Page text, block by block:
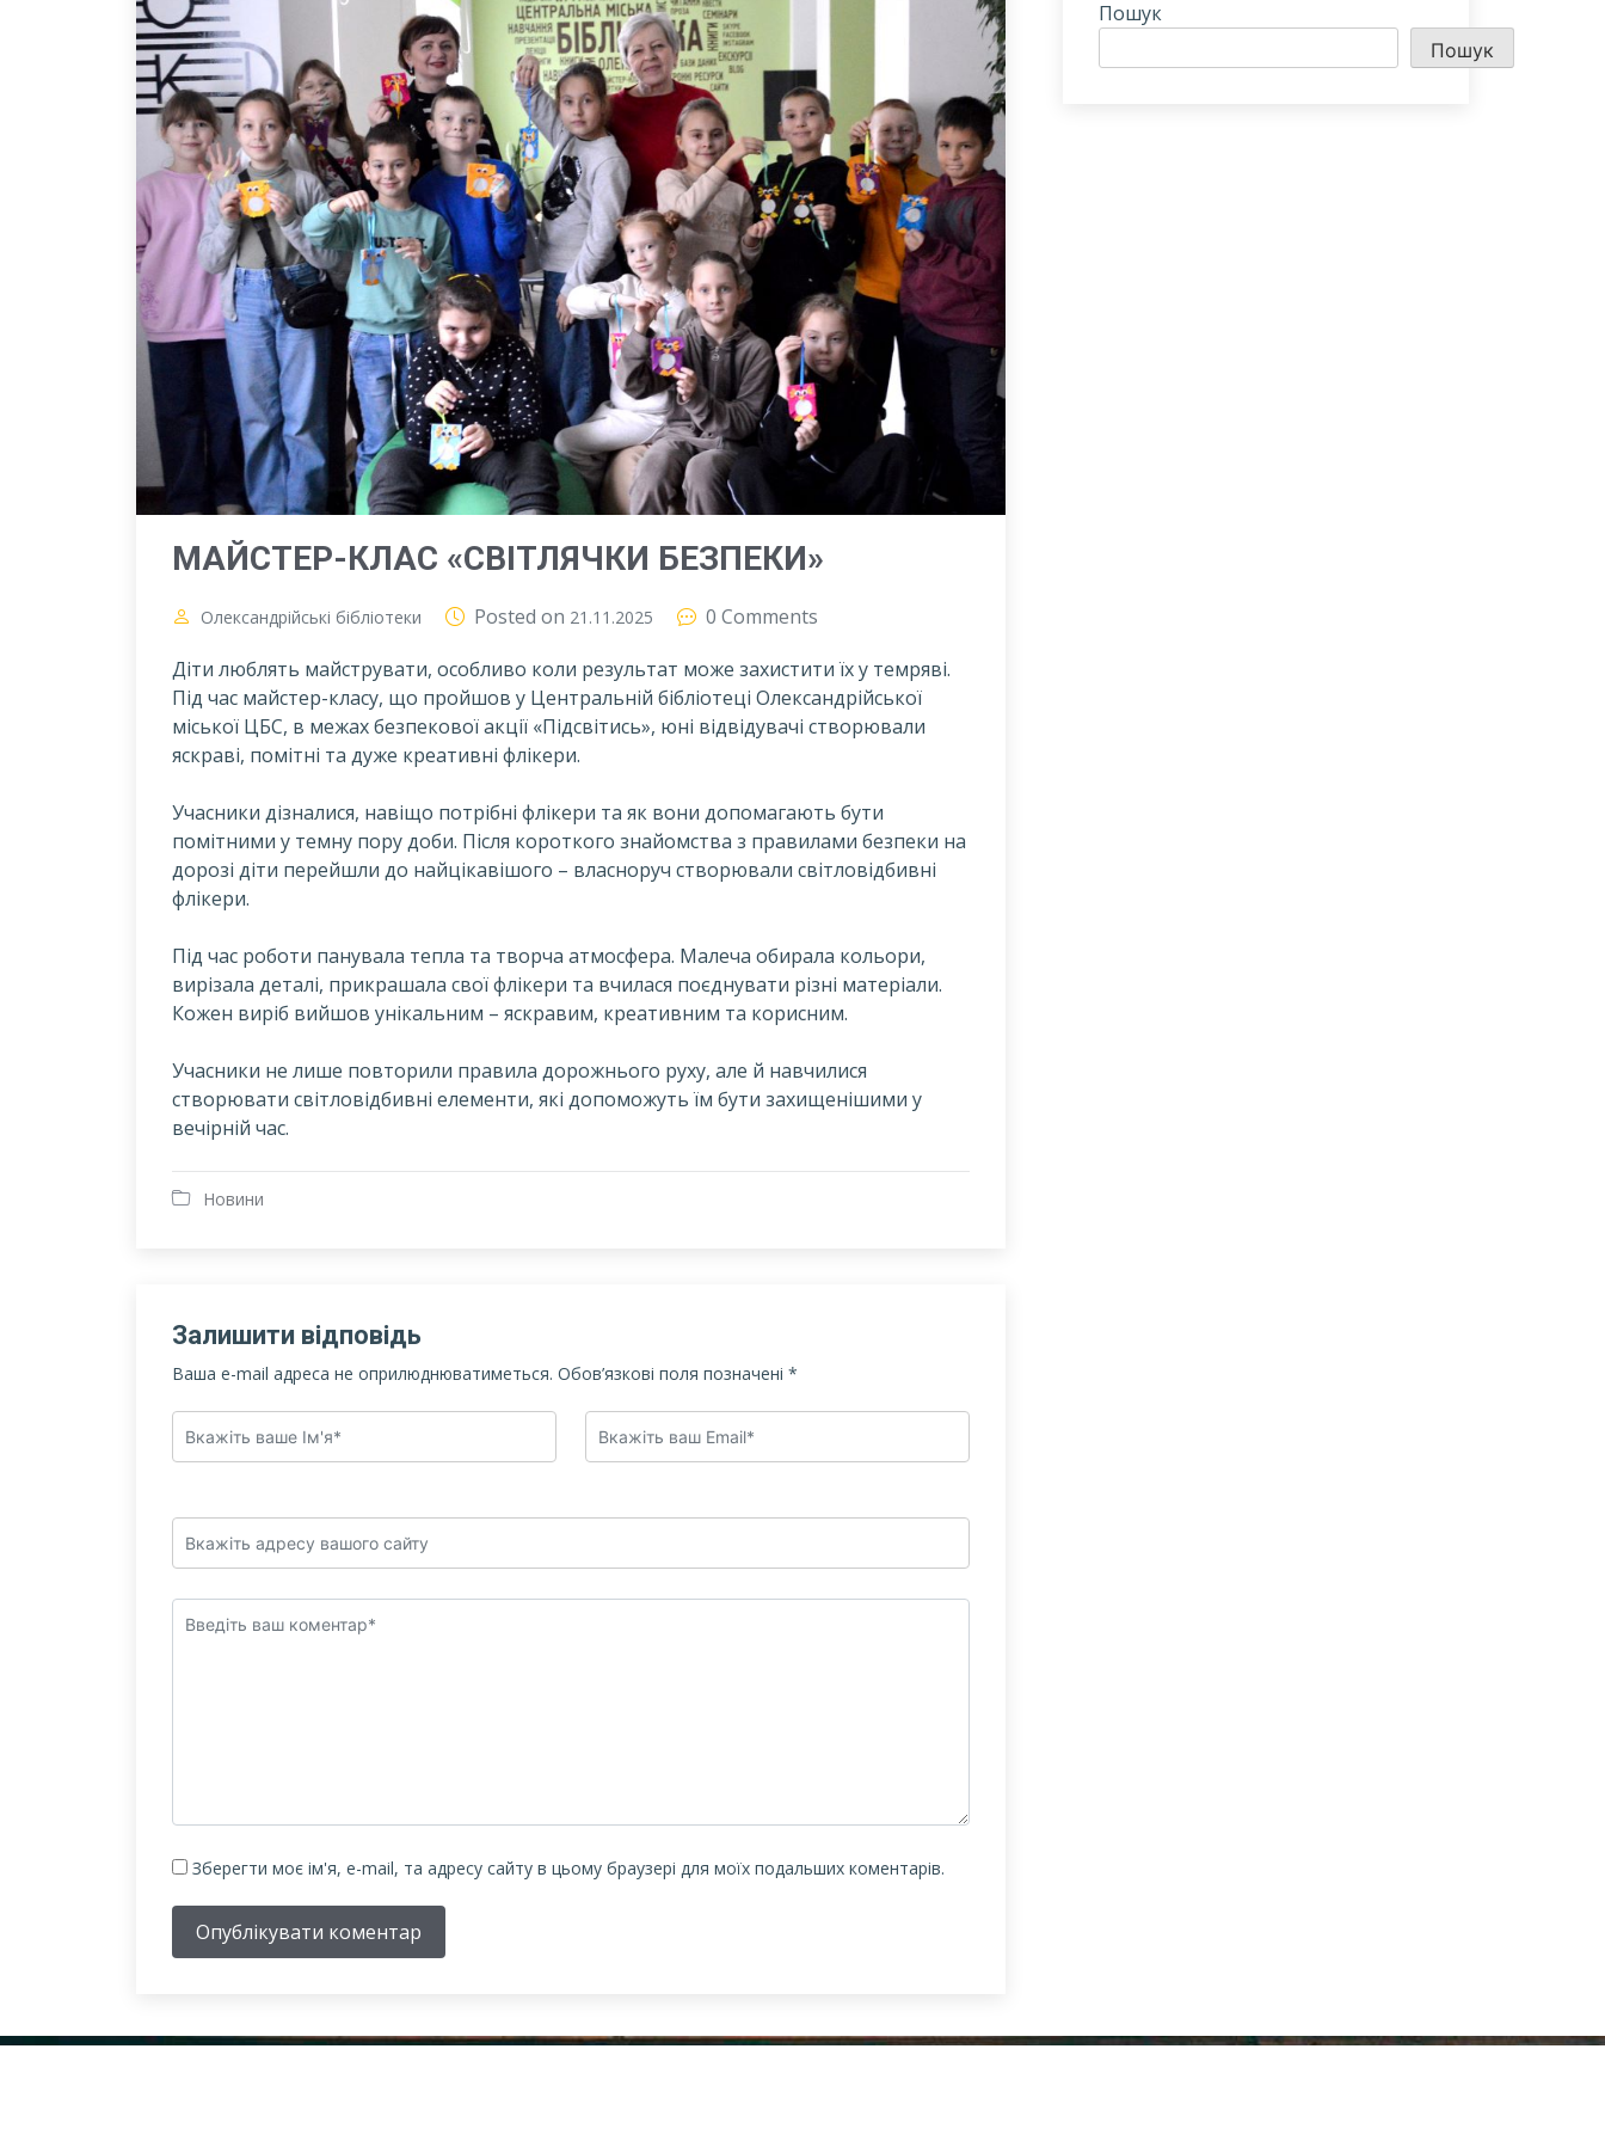
МАЙСТЕР-КЛАС «СВІТЛЯЧКИ БЕЗПЕКИ»
Олександрійські бібліотеки Posted on 21.11.2025
0 Comments
Діти люблять майструвати, особливо коли результат може захистити їх у темряві.
Під час майстер-класу, що пройшов у Центральній бібліотеці Олександрійської
міської ЦБС, в межах безпекової акції «Підсвітись», юні відвідувачі створювали
яскраві, помітні та дуже креативні флікери.
Учасники дізналися, навіщо потрібні флікери та як вони допомагають бути
помітними у темну пору доби. Після короткого знайомства з правилами безпеки на
дорозі діти перейшли до найцікавішого – власноруч створювали світловідбивні
флікери.
Під час роботи панувала тепла та творча атмосфера. Малеча обирала кольори,
вирізала деталі, прикрашала свої флікери та вчилася поєднувати різні матеріали.
Кожен виріб вийшов унікальним – яскравим, креативним та корисним.
Учасники не лише повторили правила дорожнього руху, але й навчилися
створювати світловідбивні елементи, які допоможуть їм бути захищенішими у
вечірній час.
Новини
Залишити відповідь
Ваша e-mail адреса не оприлюднюватиметься. Обов’язкові поля позначені *
Зберегти моє ім'я, e-mail, та адресу сайту в цьому браузері для моїх подальших коментарів.
Опублікувати коментар
Пошук
Пошук